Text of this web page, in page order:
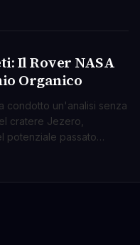
Il Rover NASA
Organico
condotto un'analisi senza
cratere Jezero,
potenziale passato